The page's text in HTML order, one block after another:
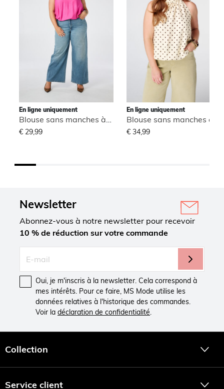
En ligne uniquement
€ 29,99
En ligne uniquement
€ 34,99
Newsletter
Abonnez-vous à notre newsletter pour recevoir
10 % de réduction sur votre commande
Oui, je m'inscris à la newsletter. Cela correspond à
mes intérêts. Pour ce faire, MS Mode utilise les
données relatives à l'historique des commandes.
Voir la déclaration de confidentialité
Collection
Service client